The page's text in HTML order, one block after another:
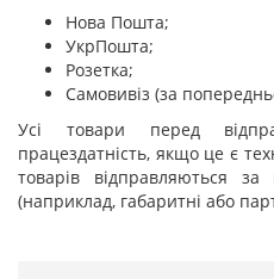
Нова Пошта;
УкрПошта;
Розетка;
Самовивіз (за
Усі товари перед
працездатність, якщо це є
товарів відправляються
(наприклад, габаритні або